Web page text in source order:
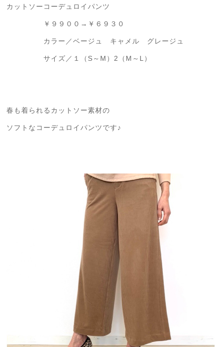
カットソーコーデュロイパンツ
￥９９００→￥６９３０
カラー／ベージュ キャメル グレージュ
サイズ／１（S～M）2（M～L）
春も着られるカットソー素材の
ソフトなコーデュロイパンツです♪